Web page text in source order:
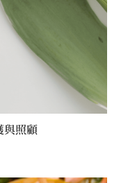
與照顧